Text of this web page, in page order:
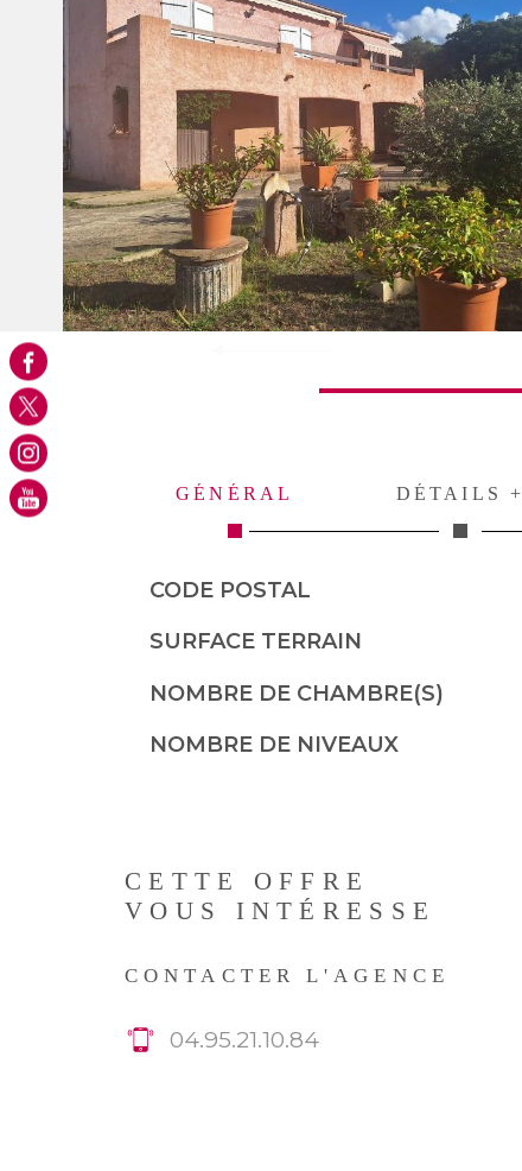
GÉNÉRAL DÉTAILS +
Caractérisque Valeurs
CODE POSTAL
SURFACE TERRAIN
NOMBRE DE CHAMBRE(S)
NOMBRE DE NIVEAUX
CETTE OFFRE
VOUS INTÉRESSE
CONTACTER L'AGENCE
04.95.21.10.84